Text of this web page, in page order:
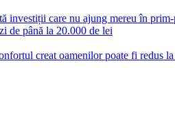
care nu ajung mereu în
de până la 20.000 de lei
creat oamenilor poate fi redus